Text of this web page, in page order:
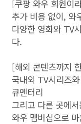
[쿠팡 와우 회원이
추가 비용 없이, 와
다양한 영화와 TV
다.
[해외 콘텐츠까지
국내외 TV시리즈
큐멘터리
그리고 다른 곳에
와우 멤버십으로